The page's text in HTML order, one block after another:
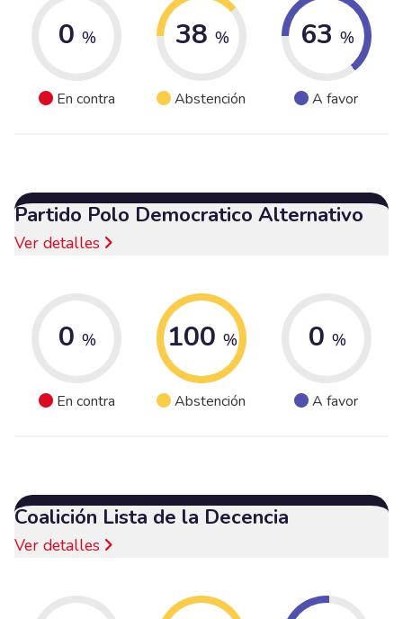
0 %
En contra
38 %
Abstención
63 %
A favor
Partido Polo Democratico Alternativo
Ver detalles
0 %
En contra
100 %
Abstención
0 %
A favor
Coalición Lista de la Decencia
Ver detalles